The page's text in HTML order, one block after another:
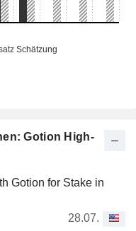
Gotion High-
Gotion for Stake in
28.07.